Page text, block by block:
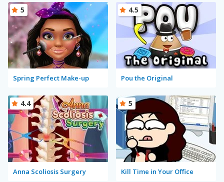
Spring Perfect Make-up
5
Pou the Original
4.5
Anna Scoliosis Surgery
4.4
Kill Time in Your Office
5